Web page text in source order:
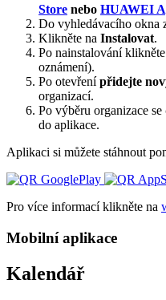
Store nebo HUAWEI
Do vyhledávacího okna
Klikněte na Instalovat.
Po nainstalování
oznámení).
Po otevřenípřidejte
organizací.
Po výběru organizace se
do aplikace.
Aplikaci si můžete stáhnout
Pro více informací klikněte na
Mobilní aplikace
Kalendář